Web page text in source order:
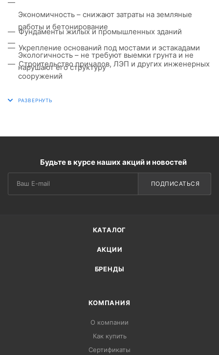
Экономичность – снижают затраты на земляные
работы и бетонирование
Экологичность – не требуют выемки грунта и не
нарушают его структуру
Фундаменты жилых и промышленных зданий
Укрепление оснований под мостами и эстакадами
Строительство причалов, ЛЭП и других инженерных
сооружений
реконструкции
Будьте в курсе наших акций и новостей
ПОДПИСАТЬСЯ
КАТАЛОГ
АКЦИИ
БРЕНДЫ
КОМПАНИЯ
О компании
Как купить
Сертификаты